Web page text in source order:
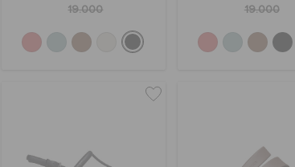
19.000
19.000